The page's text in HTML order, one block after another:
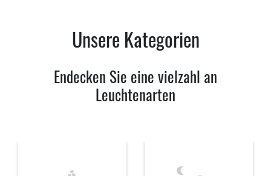
Unsere Kategorien
Endecken Sie eine vielzahl an
Leuchtenarten